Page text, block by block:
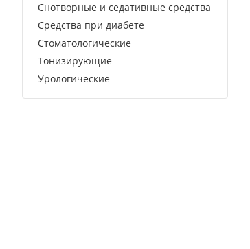
Снотворные и седативные средства
Средства при диабете
Стоматологические
Тонизирующие
Урологические